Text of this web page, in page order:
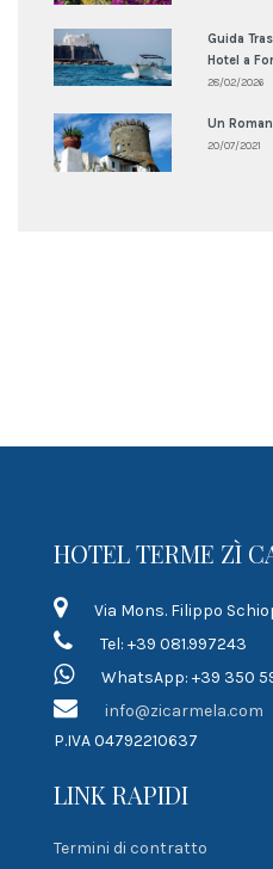
Guida
Hotel a
28/02/2026
Un
20/07/2021
HOTEL TERME ZÌ
Via Mons. Filippo
Tel: +39 081.997243
WhatsApp: +39 350
info@zicarmela.com
P.IVA 04792210637
LINK RAPIDI
Termini di contratto